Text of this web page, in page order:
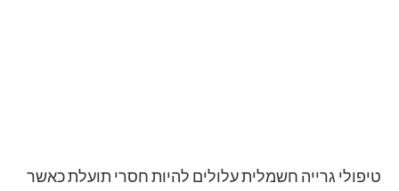
טיפולי גרייה חשמלית עלולים להיות חסרי תועלת כאשר